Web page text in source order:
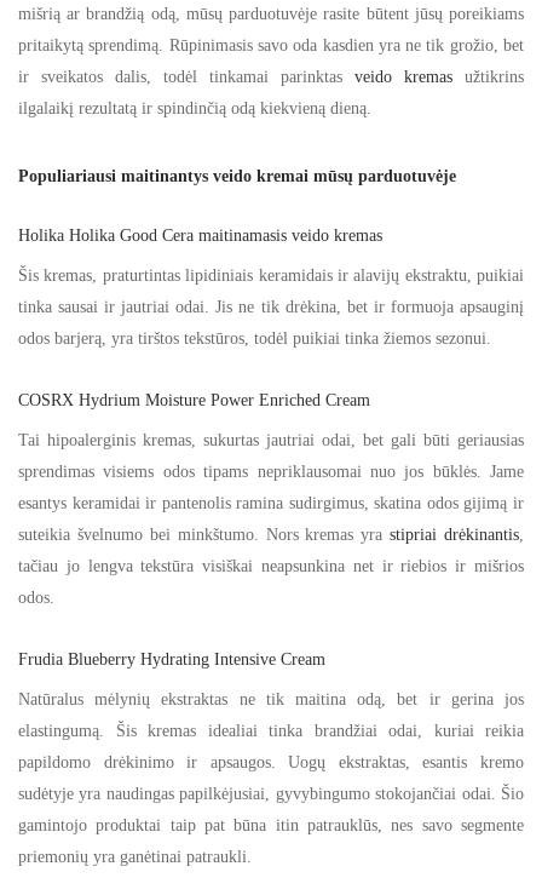
mišrią ar brandžią odą, mūsų parduotuvėje rasite būtent jūsų poreikiams
pritaikytą sprendimą. Rūpinimasis savo oda kasdien yra ne tik grožio, bet
ir sveikatos dalis, todėl tinkamai parinktas veido kremas užtikrins
ilgalaikį rezultatą ir spindinčią odą kiekvieną dieną.
Populiariausi maitinantys veido kremai mūsų parduotuvėje
Holika Holika Good Cera maitinamasis veido kremas
Šis kremas, praturtintas lipidiniais keramidais ir alavijų ekstraktu, puikiai
tinka sausai ir jautriai odai. Jis ne tik drėkina, bet ir formuoja apsauginį
odos barjerą, yra tirštos tekstūros, todėl puikiai tinka žiemos sezonui.
COSRX Hydrium Moisture Power Enriched Cream
Tai hipoalerginis kremas, sukurtas jautriai odai, bet gali būti geriausias
sprendimas visiems odos tipams nepriklausomai nuo jos būklės. Jame
esantys keramidai ir pantenolis ramina sudirgimus, skatina odos gijimą ir
suteikia švelnumo bei minkštumo. Nors kremas yrastipriai drėkinantis,
tačiau jo lengva tekstūra visiškai neapsunkina net ir riebios ir mišrios
odos.
Frudia Blueberry Hydrating Intensive Cream
Natūralus mėlynių ekstraktas ne tik maitina odą, bet ir gerina jos
elastingumą. Šis kremas idealiai tinka brandžiai odai, kuriai reikia
papildomo drėkinimo ir apsaugos. Uogų ekstraktas, esantis kremo
sudėtyje yra naudingas papilkėjusiai, gyvybingumo stokojančiai odai. Šio
gamintojo produktai taip pat būna itin patrauklūs, nes savo segmente
priemonių yra ganėtinai patraukli.